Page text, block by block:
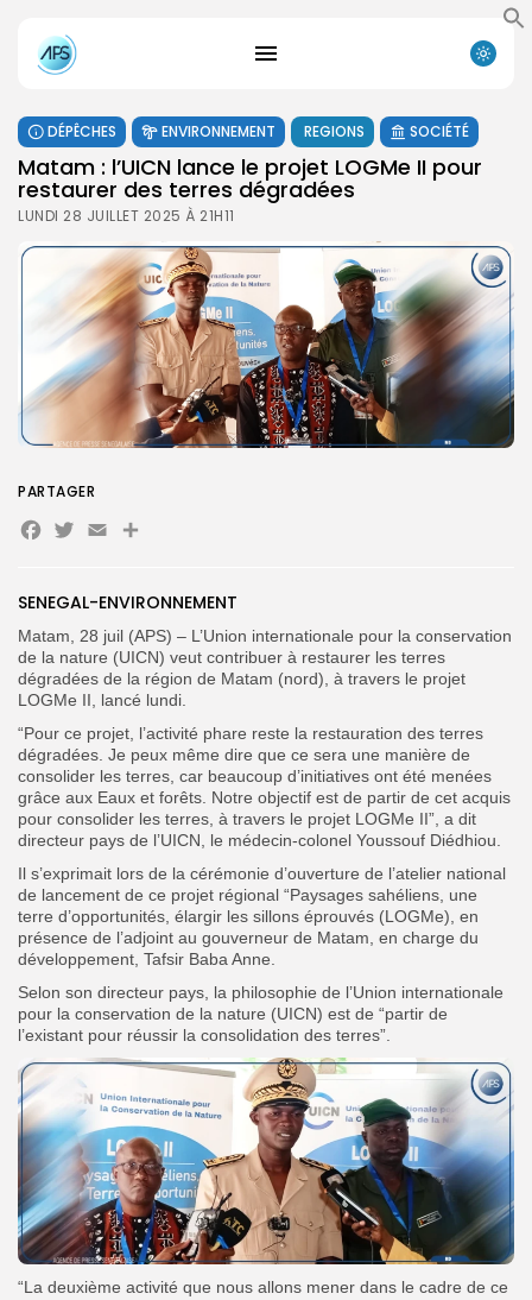
for:
Button
FR
DÉPÊCHES ENVIRONNEMENT REGIONS SOCIÉTÉ
Matam : l’UICN lance le projet LOGMe II pour
restaurer des terres dégradées
LUNDI 28 JUILLET 2025 À 21H11
SENEGAL-ENVIRONNEMENT
Matam, 28 juil (APS) – L’Union internationale pour la conservation
de la nature (UICN) veut contribuer à restaurer les terres
dégradées de la région de Matam (nord), à travers le projet
LOGMe II, lancé lundi.
“Pour ce projet, l’activité phare reste la restauration des terres
dégradées. Je peux même dire que ce sera une manière de
consolider les terres, car beaucoup d’initiatives ont été menées
grâce aux Eaux et forêts. Notre objectif est de partir de cet acquis
pour consolider les terres, à travers le projet LOGMe II”, a dit
directeur pays de l’UICN, le médecin-colonel Youssouf Diédhiou.
Il s’exprimait lors de la cérémonie d’ouverture de l’atelier national
de lancement de ce projet régional “Paysages sahéliens, une
terre d’opportunités, élargir les sillons éprouvés (LOGMe), en
présence de l’adjoint au gouverneur de Matam, en charge du
développement, Tafsir Baba Anne.
Selon son directeur pays, la philosophie de l’Union internationale
pour la conservation de la nature (UICN) est de “partir de
l’existant pour réussir la consolidation des terres”.
“La deuxième activité que nous allons mener dans le cadre de ce
PARTAGER
Facebook
Twitter
EmailPartager